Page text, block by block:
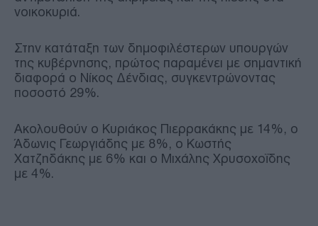
νοικοκυριά.
Στην κατάταξη των δημοφιλέστερων υπουργών
της κυβέρνησης, πρώτος παραμένει με σημαντική
διαφορά ο Νίκος Δένδιας, συγκεντρώνοντας
ποσοστό 29%.
Ακολουθούν ο Κυριάκος Πιερρακάκης με 14%, ο
Άδωνις Γεωργιάδης με 8%, ο Κωστής
Χατζηδάκης με 6% και ο Μιχάλης Χρυσοχοΐδης
με 4%.